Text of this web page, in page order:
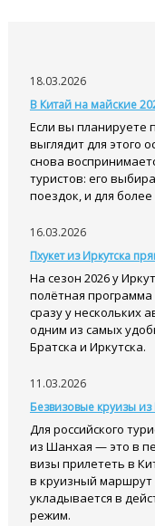
18.03.2026
В Китай на майские
Если вы планируете
выглядит для этого
снова
туристов: его
поездок, и для
16.03.2026
Пхукет из Иркутска
На сезон 2026 у
полётная
сразу у нескольких
одним из самых
Братска и Иркутска.
11.03.2026
Безвизовые круизы
Для российского
из Шанхая — это в
визы прилететь в
в круизный маршрут
укладывается в
режим.